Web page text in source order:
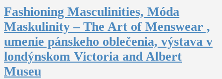
Fashioning Masculinities, Móda
Maskulinity – The Art of Menswear ,
umenie pánskeho oblečenia, výstava v
londýnskom Victoria and Albert
Museu